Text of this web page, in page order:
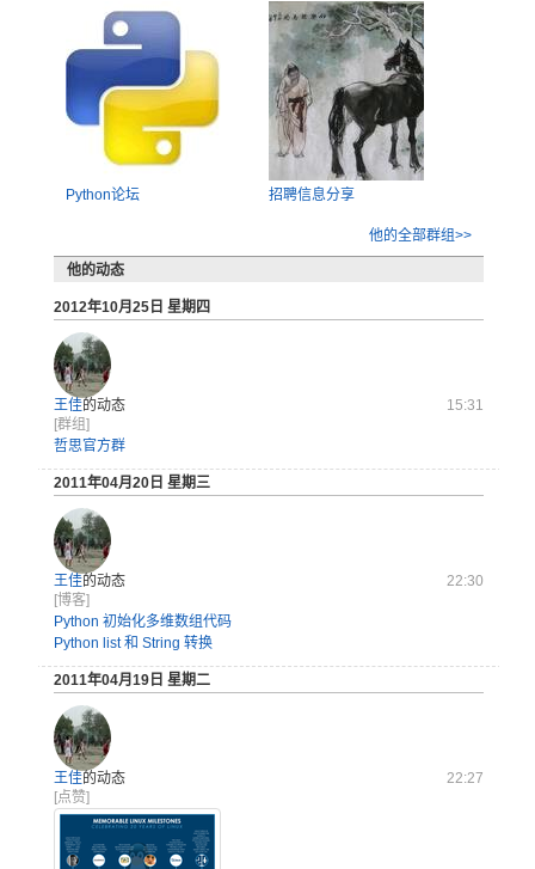
Python论坛 招聘信息分享
他的全部群组>>
他的动态
2012年10月25日 星期四
王佳的动态
15:31
[群组]
哲思官方群
2011年04月20日 星期三
王佳的动态
22:30
[博客]
Python 初始化多维数组代码
Python list 和 String 转换
2011年04月19日 星期二
王佳的动态
22:27
[点赞]